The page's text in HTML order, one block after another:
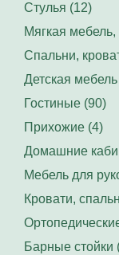
Стулья (12)
Мягкая
Спальни,
Детская
Гостиные (90)
Прихожие (4)
Домашние
Мебель для
Кровати,
Барные стойки